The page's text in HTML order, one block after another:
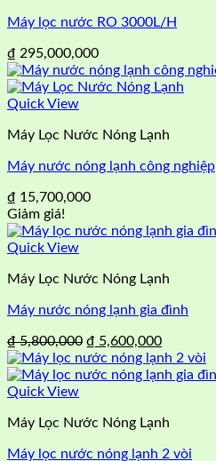
Máy lọc nước RO 3000L/H
₫ 295,000,000
Quick View
Máy Lọc Nước Nóng Lạnh
Máy nước nóng lạnh công nghiệp
₫ 15,700,000
Giảm giá!
Quick View
Máy Lọc Nước Nóng Lạnh
Máy nước nóng lạnh gia đình
₫5,800,000 Giá
gốc
là:
₫ 5,600,000Giá
hiện
tại
Quick View
Máy Lọc Nước Nóng Lạnh
Máy lọc nước nóng lạnh 2 vòi